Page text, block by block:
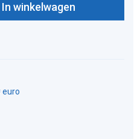
In winkelwagen
euro